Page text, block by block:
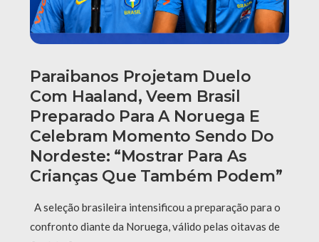
Paraibanos Projetam Duelo
Com Haaland, Veem Brasil
Preparado Para A Noruega E
Celebram Momento Sendo Do
Nordeste: “Mostrar Para As
Crianças Que Também Podem”
A seleção brasileira intensificou a preparação para o
confronto diante da Noruega, válido pelas oitavas de